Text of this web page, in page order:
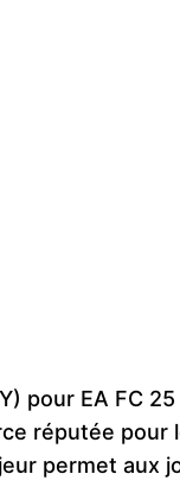
pour EA FC
réputée pour
permet aux